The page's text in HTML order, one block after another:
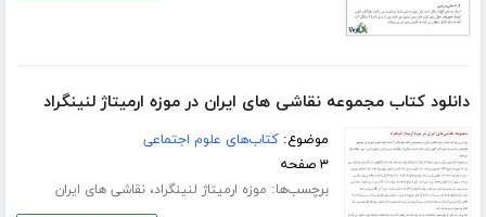
دانلود کتاب مجموعه نقاشی های ایران در موزه ارمیتاژ لنینگراد
موضوع:کتاب‌های علوم اجتماعی
۳ صفحه
برچسب‌ها: موزه ارمیتاژ لنینگراد،نقاشی های ایران